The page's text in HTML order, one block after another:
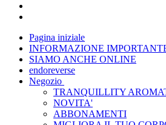
Pagina iniziale
INFORMAZIONE
SIAMO ANCHE ONLINE
endoreverse
Negozio
TRANQUILLITY
NOVITA'
ABBONAMENTI